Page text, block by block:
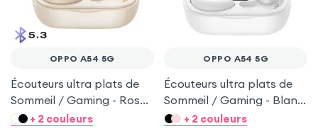
OPPO A54 5G
Écouteurs ultra plats de
Sommeil / Gaming - Rose
pour Oppo A54 5G
+ 2 couleurs
OPPO A54 5G
Écouteurs ultra plats de
Sommeil / Gaming - Blanc
pour Oppo A54 5G
+ 2 couleurs